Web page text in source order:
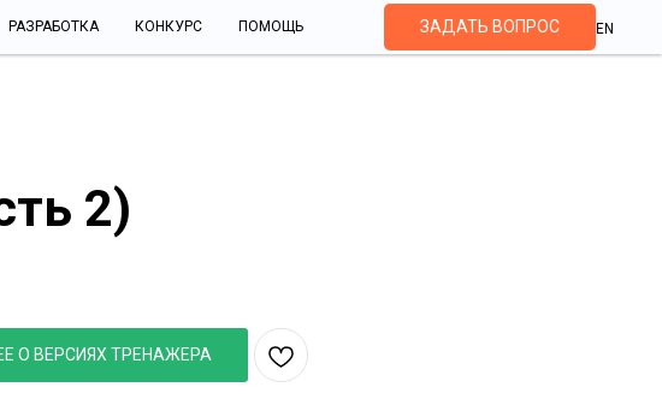
РАЗРАБОТКА КОНКУРС ПОМОЩЬ ЗАДАТЬ ВОПРОС EN
2)
О ВЕРСИЯХ ТРЕНАЖЕРА